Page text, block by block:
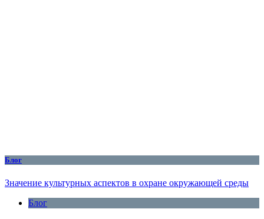
Блог
Значение культурных аспектов в охране окружающей среды
Блог